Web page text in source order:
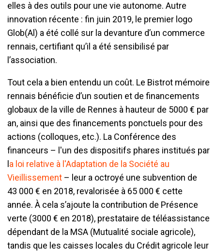
elles à des outils pour une vie autonome. Autre
innovation récente : fin juin 2019, le premier logo
Glob(Al) a été collé sur la devanture d’un commerce
rennais, certifiant qu’il a été sensibilisé par
l’association.
Tout cela a bien entendu un coût. Le Bistrot mémoire
rennais bénéficie d’un soutien et de financements
globaux de la ville de Rennes à hauteur de 5000 € par
an, ainsi que des financements ponctuels pour des
actions (colloques, etc.). La Conférence des
financeurs – l'un des dispositifs phares institués par
a loi relative à l'Adaptation de la Société au
Vieillissement – leur a octroyé une subvention de
43 000 € en 2018, revalorisée à 65 000 € cette
année. À cela s’ajoute la contribution de Présence
verte (3000 € en 2018), prestataire de téléassistance
dépendant de la MSA (Mutualité sociale agricole),
tandis que les caisses locales du Crédit agricole leur